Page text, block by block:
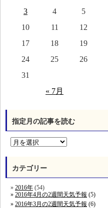
« 7月
3
4 5
10
11 12
17
18 19
24
25 26
31
指定月の記事を読む
カテゴリー
2016年 (54)
2016年4月の2週間天気予報 (5)
2016年3月の2週間天気予報 (6)